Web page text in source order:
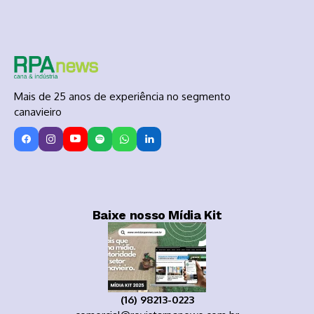
Mais de 25 anos de experiência no segmento
canavieiro
Baixe nosso Mídia Kit
(16) 98213-0223